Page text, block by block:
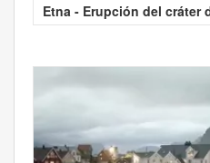
Etna - Erupción del cráter